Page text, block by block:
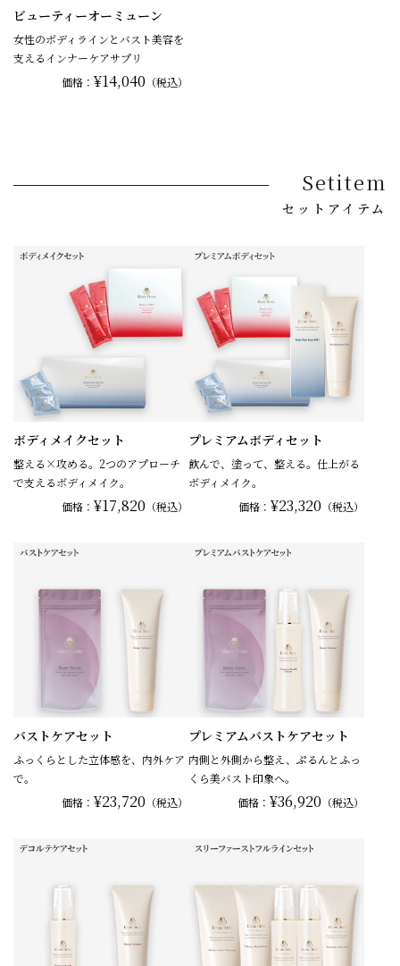
ビューティーオーミューン
女性のボディラインとバスト美容を
支えるインナーケアサプリ
価格：¥14,040 （税込）
Setitem
セットアイテム
ボディメイクセット
整える×攻める。2つのアプローチ
で支えるボディメイク。
価格：¥17,820 （税込）
プレミアムボディセット
飲んで、塗って、整える。仕上がる
ボディメイク。
価格： ¥23,320 （税込）
バストケアセット
ふっくらとした立体感を、内外ケア
で。
価格：¥23,720 （税込）
プレミアムバストケアセット
内側と外側から整え、ぷるんとふっ
くら美バスト印象へ。
価格： ¥36,920 （税込）